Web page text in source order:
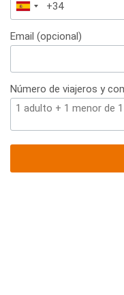
España
+34
Email (opcional)
Número de viajeros y